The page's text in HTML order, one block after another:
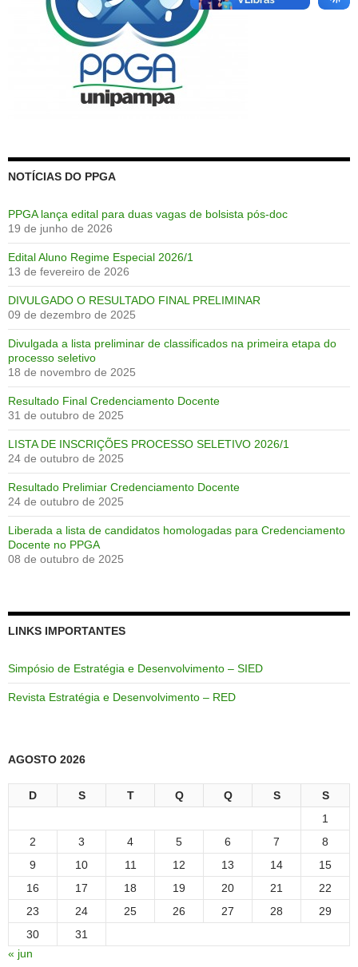
NOTÍCIAS DO PPGA
PPGA lança edital para duas vagas de bolsista pós-doc
19 de junho de 2026
Edital Aluno Regime Especial 2026/1
13 de fevereiro de 2026
DIVULGADO O RESULTADO FINAL PRELIMINAR
09 de dezembro de 2025
Divulgada a lista preliminar de classificados na primeira etapa do
processo seletivo
18 de novembro de 2025
Resultado Final Credenciamento Docente
31 de outubro de 2025
LISTA DE INSCRIÇÕES PROCESSO SELETIVO 2026/1
24 de outubro de 2025
Resultado Prelimiar Credenciamento Docente
24 de outubro de 2025
Liberada a lista de candidatos homologadas para Credenciamento
Docente no PPGA
08 de outubro de 2025
LINKS IMPORTANTES
Simpósio de Estratégia e Desenvolvimento – SIED
Revista Estratégia e Desenvolvimento – RED
AGOSTO 2026
D S T Q Q S
S
1
2
3 4 5 6 7
8
9
10 11 12 13 14
15
16
17 18 19 20 21
22
23
24 25 26 27 28
29
30
31
« jun